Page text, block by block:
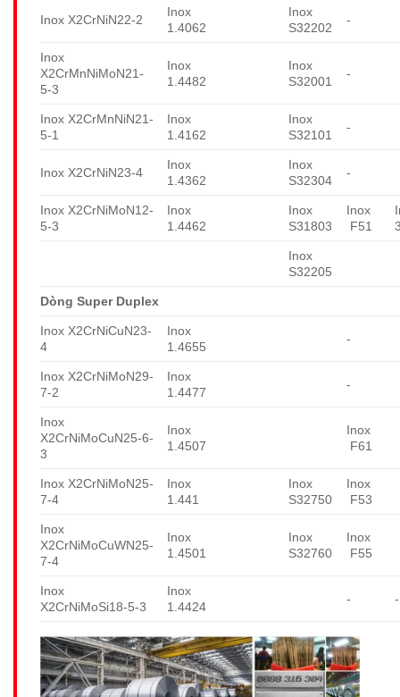
Inox X2CrNiN22-2
Inox
1.4062
Inox
S32202
-
Inox
X2CrMnNiMoN21-
5-3
Inox
1.4482
Inox
S32001
-
Inox X2CrMnNiN21-
5-1
Inox
1.4162
Inox
S32101
-
Inox X2CrNiN23-4
Inox
1.4362
Inox
S32304
-
Inox X2CrNiMoN12-
5-3
Inox
1.4462
Inox
S31803
Inox
F51
Inox
S32205
Dòng Super Duplex
Inox X2CrNiCuN23-
4
Inox
1.4655
-
Inox X2CrNiMoN29-
7-2
Inox
1.4477
-
Inox
X2CrNiMoCuN25-6-
3
Inox
1.4507
Inox
F61
Inox X2CrNiMoN25-
7-4
Inox
1.441
Inox
S32750
Inox
F53
Inox
X2CrNiMoCuWN25-
7-4
Inox
1.4501
Inox
S32760
Inox
F55
Inox
X2CrNiMoSi18-5-3
Inox
1.4424
- -